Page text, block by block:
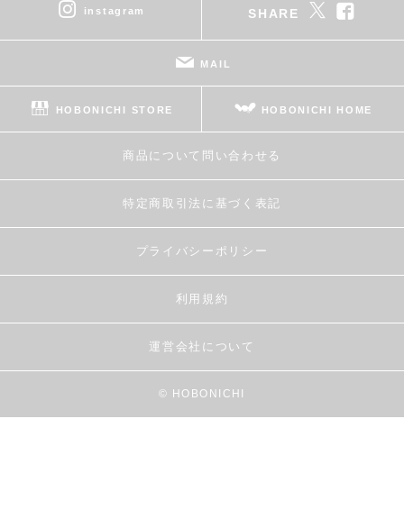
instagram SHARE
MAIL
HOBONICHI STORE HOBONICHI HOME
商品について問い合わせる
特定商取引法に基づく表記
プライバシーポリシー
利用規約
運営会社について
© HOBONICHI